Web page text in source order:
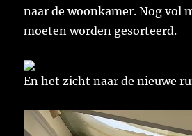
naar de woonkamer. Nog vol
moeten worden gesorteerd.
En het zicht naar de nieuwe